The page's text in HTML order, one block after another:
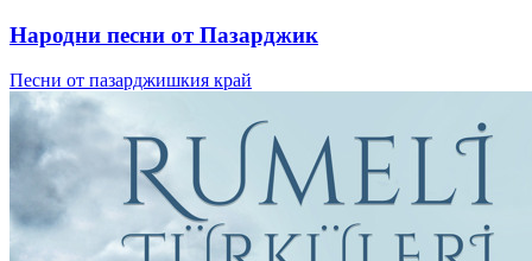
Народни песни от Пазарджик
Песни от пазарджишкия край